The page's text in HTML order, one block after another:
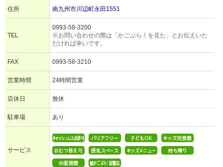
住所 南九州市川辺町永田1551
TEL
0993-58-3200
※お問い合わせの際は「かごぶら！を見た」とお伝えいた
だければ幸いです。
FAX 0993-58-3210
営業時間 24時間営業
店休日 無休
駐車場 あり
サービス